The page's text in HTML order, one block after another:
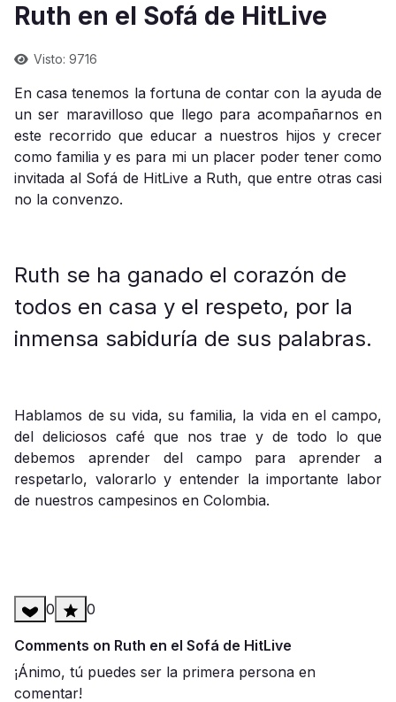
Ruth en el Sofá de HitLive
Visto: 9716
En casa tenemos la fortuna de contar con la ayuda de
un ser maravilloso que llego para acompañarnos en
este recorrido que educar a nuestros hijos y crecer
como familia y es para mi un placer poder tener como
invitada al Sofá de HitLive a Ruth, que entre otras casi
no la convenzo.
Ruth se ha ganado el corazón de
todos en casa y el respeto, por la
inmensa sabiduría de sus palabras.
Hablamos de su vida, su familia, la vida en el campo,
del deliciosos café que nos trae y de todo lo que
debemos aprender del campo para aprender a
respetarlo, valorarlo y entender la importante labor
de nuestros campesinos en Colombia.
0 0
Comments on Ruth en el Sofá de HitLive
¡Ánimo, tú puedes ser la primera persona en
comentar!